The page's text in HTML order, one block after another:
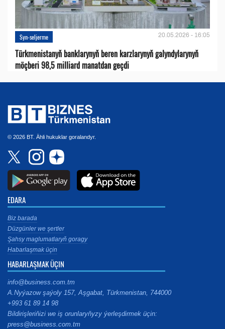
Syn-seljerme 20.05.2026 - 16:05
Türkmenistanyň banklarynyň beren karzlarynyň galyndylarynyň
möçberi 98,5 milliard manatdan geçdi
© 2026 BT. Ähli hukuklar goralandyr.
EDARA
Biz barada
Düzgünler we şertler
Şahsy maglumatlaryň goragy
Habarlaşmak üçin
HABARLAŞMAK ÜÇIN
info@business.com.tm
A.Nyýazow şaýoly 157, Aşgabat, Türkmenistan, 744000
+993 61 89 14 98
Bildirişleriňizi we iş orunlaryňyzy ýerleşdirmek üçin:
press@business.com.tm